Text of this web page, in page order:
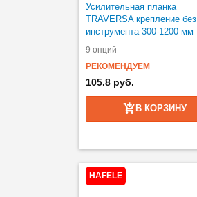
Усилительная планка
TRAVERSA крепление без
инструмента 300-1200 мм
9 опций
РЕКОМЕНДУЕМ
105.8 руб.
В КОРЗИНУ
HAFELE